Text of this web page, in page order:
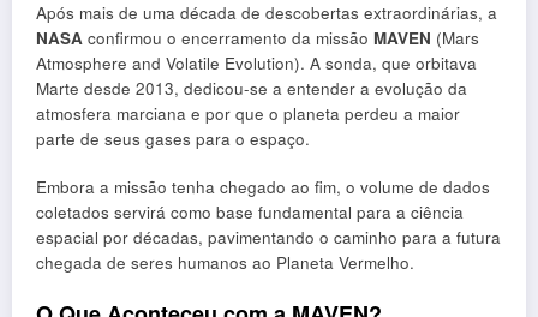
Após mais de uma década de descobertas extraordinárias, a
NASA confirmou o encerramento da missão MAVEN (Mars
Atmosphere and Volatile Evolution). A sonda, que orbitava
Marte desde 2013, dedicou-se a entender a evolução da
atmosfera marciana e por que o planeta perdeu a maior
parte de seus gases para o espaço.
Embora a missão tenha chegado ao fim, o volume de dados
coletados servirá como base fundamental para a ciência
espacial por décadas, pavimentando o caminho para a futura
chegada de seres humanos ao Planeta Vermelho.